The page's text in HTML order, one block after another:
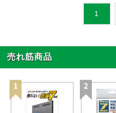
1
売れ筋商品